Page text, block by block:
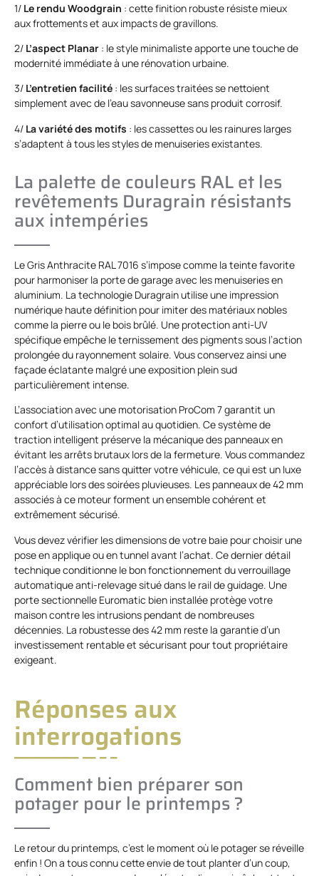
1/ Le rendu Woodgrain : cette finition robuste résiste mieux
aux frottements et aux impacts de gravillons.
2/ L’aspect Planar : le style minimaliste apporte une touche de
modernité immédiate à une rénovation urbaine.
3/ L’entretien facilité : les surfaces traitées se nettoient
simplement avec de l’eau savonneuse sans produit corrosif.
4/ La variété des motifs : les cassettes ou les rainures larges
s’adaptent à tous les styles de menuiseries existantes.
La palette de couleurs RAL et les
revêtements Duragrain résistants
aux intempéries
Le Gris Anthracite RAL 7016 s’impose comme la teinte favorite
pour harmoniser la porte de garage avec les menuiseries en
aluminium. La technologie Duragrain utilise une impression
numérique haute définition pour imiter des matériaux nobles
comme la pierre ou le bois brûlé. Une protection anti-UV
spécifique empêche le ternissement des pigments sous l’action
prolongée du rayonnement solaire. Vous conservez ainsi une
façade éclatante malgré une exposition plein sud
particulièrement intense.
L’association avec une motorisation ProCom 7 garantit un
confort d’utilisation optimal au quotidien. Ce système de
traction intelligent préserve la mécanique des panneaux en
évitant les arrêts brutaux lors de la fermeture. Vous commandez
l’accès à distance sans quitter votre véhicule, ce qui est un luxe
appréciable lors des soirées pluvieuses. Les panneaux de 42 mm
associés à ce moteur forment un ensemble cohérent et
extrêmement sécurisé.
Vous devez vérifier les dimensions de votre baie pour choisir une
pose en applique ou en tunnel avant l’achat. Ce dernier détail
technique conditionne le bon fonctionnement du verrouillage
automatique anti-relevage situé dans le rail de guidage. Une
porte sectionnelle Euromatic bien installée protège votre
maison contre les intrusions pendant de nombreuses
décennies. La robustesse des 42 mm reste la garantie d’un
investissement rentable et sécurisant pour tout propriétaire
exigeant.
Réponses aux
interrogations
Comment bien préparer son
potager pour le printemps ?
Le retour du printemps, c’est le moment où le potager se réveille
enfin ! On a tous connu cette envie de tout planter d’un coup,